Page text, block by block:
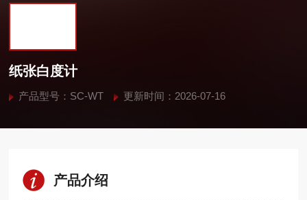
纸张白度计
产品型号：SC-WT 更新时间：2026-07-16
产品介绍